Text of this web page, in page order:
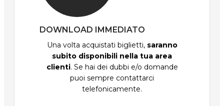
DOWNLOAD IMMEDIATO
Una volta acquistati biglietti, saranno
subito disponibili nella tua area
clienti. Se hai dei dubbi e/o domande
puoi sempre contattarci
telefonicamente.